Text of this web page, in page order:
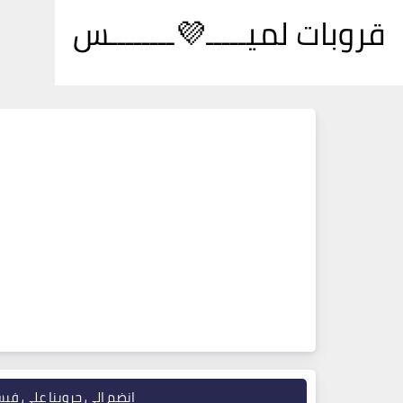
قروبات لميـــــ💜ــــــــس
انضم إلى جروبنا على